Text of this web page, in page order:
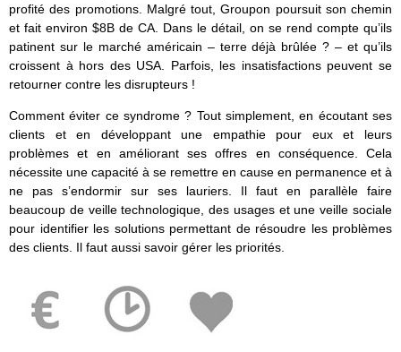
profité des promotions. Malgré tout, Groupon poursuit son chemin
et fait environ $8B de CA. Dans le détail, on se rend compte qu’ils
patinent sur le marché américain – terre déjà brûlée ? – et qu’ils
croissent à hors des USA. Parfois, les insatisfactions peuvent se
retourner contre les disrupteurs !
Comment éviter ce syndrome ? Tout simplement, en écoutant ses
clients et en développant une empathie pour eux et leurs
problèmes et en améliorant ses offres en conséquence. Cela
nécessite une capacité à se remettre en cause en permanence et à
ne pas s’endormir sur ses lauriers. Il faut en parallèle faire
beaucoup de veille technologique, des usages et une veille sociale
pour identifier les solutions permettant de résoudre les problèmes
des clients. Il faut aussi savoir gérer les priorités.